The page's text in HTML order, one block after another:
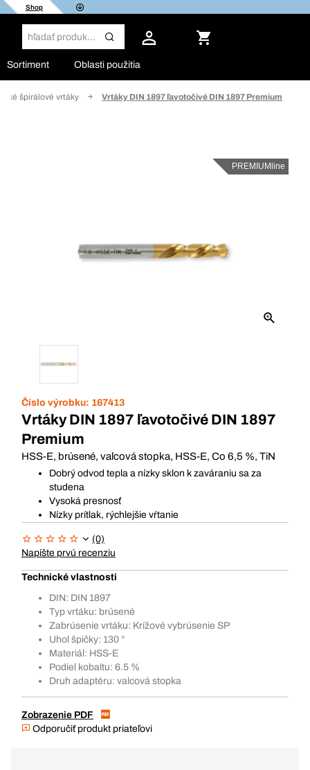
Shop
Sortiment Oblasti použitia
špirálové vrtáky Vrtáky DIN 1897 ľavotočivé DIN 1897 Premium
PREMIUMline
Číslo výrobku: 167413
Vrtáky DIN 1897 ľavotočivé DIN 1897
Premium
HSS-E, brúsené, valcová stopka, HSS-E, Co 6,5 %, TiN
Dobrý odvod tepla a nízky sklon k zaváraniu sa za
studena
Vysoká presnosť
Nízky prítlak, rýchlejšie vŕtanie
(0)
Napíšte prvú recenziu
Technické vlastnosti
DIN: DIN 1897
Typ vrtáku: brúsené
Zabrúsenie vrtáku: Krížové vybrúsenie SP
Uhol špičky: 130 °
Materiál: HSS-E
Podiel kobaltu: 6.5 %
Druh adaptéru: valcová stopka
Zobrazenie PDF
Odporučiť produkt priateľovi